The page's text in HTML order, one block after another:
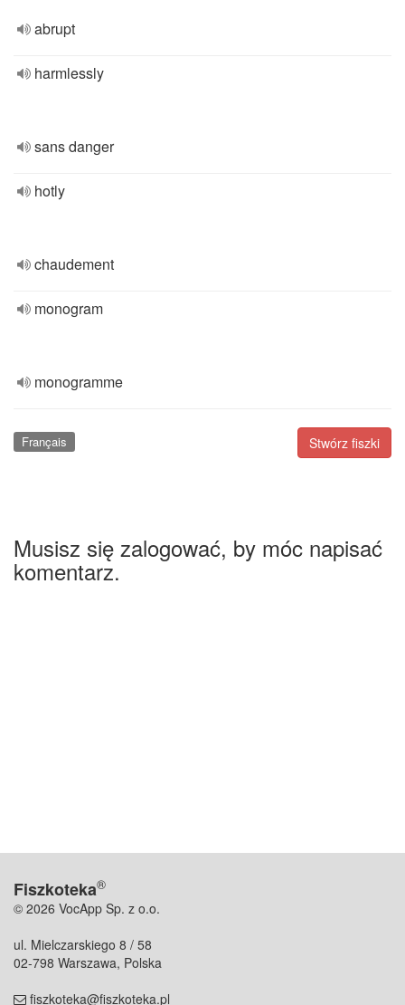
abrupt
harmlessly
sans danger
hotly
chaudement
monogram
monogramme
Stwórz fiszki
Français
Musisz się zalogować, by móc napisać
komentarz.
Fiszkoteka®
© 2026 VocApp Sp. z o.o.
ul. Mielczarskiego 8 / 58
02-798 Warszawa, Polska
fiszkoteka@fiszkoteka.pl